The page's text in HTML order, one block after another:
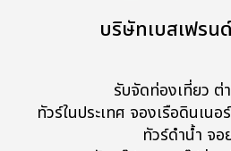
บริษัทเบสเฟรน
รับจัดท่องเที่ยว ต่
ทัวร์ในประเทศ จองเรือดินเนอ
ทัวร์ดำน้ำ จอ